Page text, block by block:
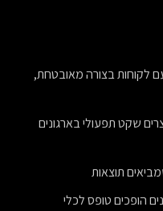
לקוחות בצורה מאובטחת,
שקט תפעולי בארגונים
תוצאות
הופכים טופס לכלי